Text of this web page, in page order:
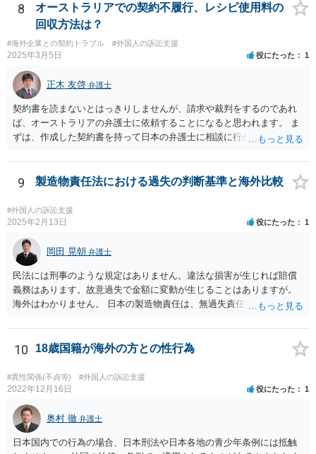
8
オーストラリアでの契約不履行、レシピ使用料の
回収方法は？
#海外企業との契約トラブル #外国人の訴訟支援
2025年3月5日 役にたった 1
正木 友啓 弁護士
契約書を読まないとはっきりしませんが、請求や裁判をするのであれ
ば、オーストラリアの弁護士に依頼することになると思われます。 ま
ずは、作成した契約書を持って日本の弁護士に相談に行かれて、契約
9 製造物責任法における過失の判断基準と海外比較
#外国人の訴訟支援
2025年2月13日 役にたった 1
岡田 晃朝 弁護士
民法には刑事のような規定はありません。違法な損害が生じれば賠償
義務はあります。故意過失で金額に変動が生じることはありますが。
海外はわかりません。 日本の製造物責任は、無過失責任です。ですの
10 18歳国籍が海外の方との性行為
#異性関係(不貞等) #外国人の訴訟支援
2022年12月16日 役にたった 1
奥村 徹 弁護士
日本国内での行為の場合、日本刑法や日本各地の青少年条例には抵触